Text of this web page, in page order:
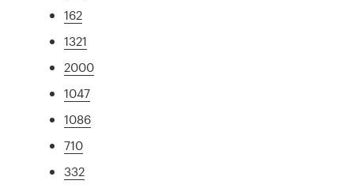
162
1321
2000
1047
1086
710
332